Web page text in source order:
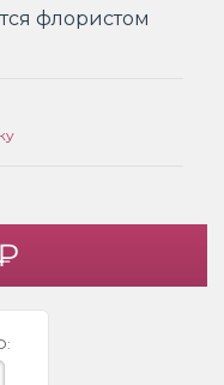
флористом